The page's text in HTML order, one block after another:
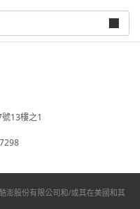
13樓之1
澎股份有限公司和/或其在美國和其